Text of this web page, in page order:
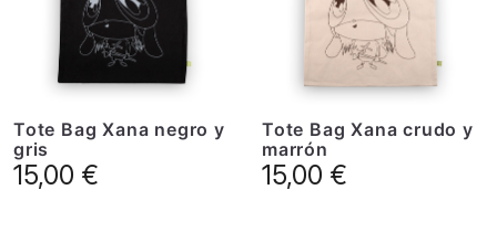
Tote Bag Xana negro y
gris
15,00 €
Tote Bag Xana crudo y
marrón
15,00 €